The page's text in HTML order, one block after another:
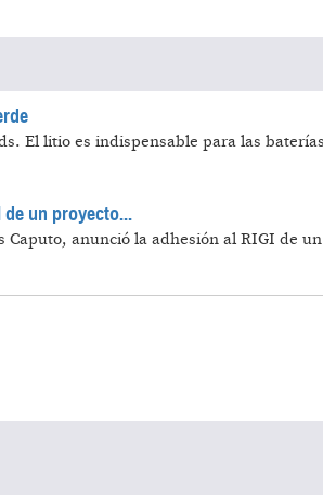
El litio es indispensable para las
un proyecto...
anunció la adhesión al RIGI de